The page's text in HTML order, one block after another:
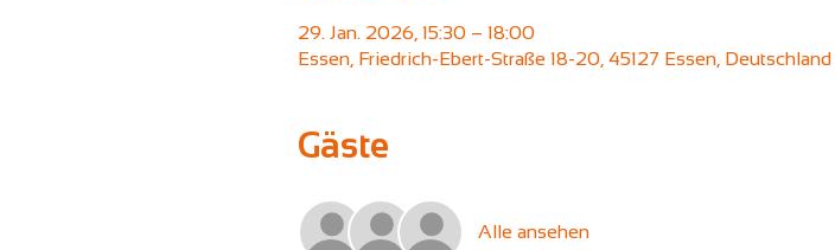
29. Jan. 2026, 15:30 – 18:00
Essen, Friedrich-Ebert-Straße 18-20, 45127 Essen, Deutschland
Gäste
Alle ansehen